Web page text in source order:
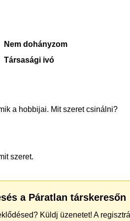
Nem dohányzom
Társasági ivó
a hobbijai. Mit szeret csinálni?
szeret.
a Páratlan társkeresőn
Küldj üzenetet! A